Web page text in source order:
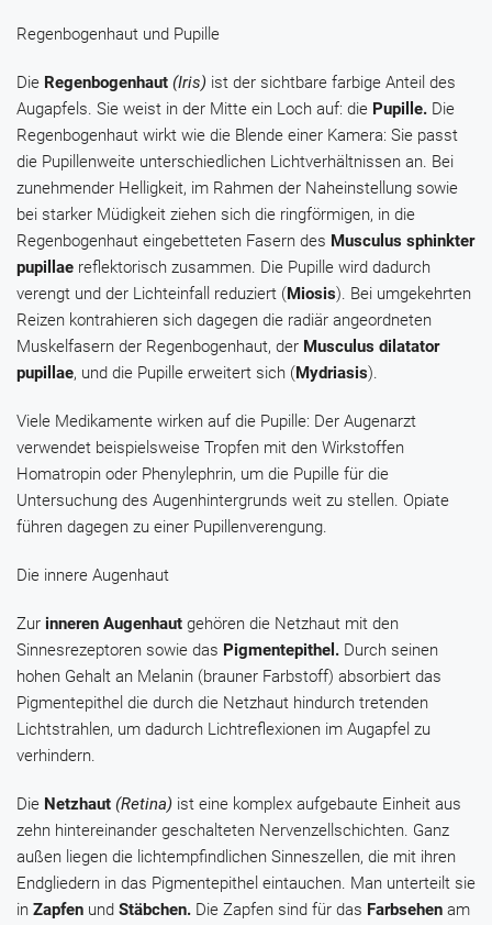
Regenbogenhaut und Pupille
Die Regenbogenhaut (Iris) ist der sichtbare farbige Anteil des
Augapfels. Sie weist in der Mitte ein Loch auf: die Pupille. Die
Regenbogenhaut wirkt wie die Blende einer Kamera: Sie passt
die Pupillenweite unterschiedlichen Lichtverhältnissen an. Bei
zunehmender Helligkeit, im Rahmen der Naheinstellung sowie
bei starker Müdigkeit ziehen sich die ringförmigen, in die
Regenbogenhaut eingebetteten Fasern des Musculus sphinkter
pupillae reflektorisch zusammen. Die Pupille wird dadurch
verengt und der Lichteinfall reduziert (Miosis). Bei umgekehrten
Reizen kontrahieren sich dagegen die radiär angeordneten
Muskelfasern der Regenbogenhaut, der Musculus dilatator
pupillae, und die Pupille erweitert sich (Mydriasis).
Viele Medikamente wirken auf die Pupille: Der Augenarzt
verwendet beispielsweise Tropfen mit den Wirkstoffen
Homatropin oder Phenylephrin, um die Pupille für die
Untersuchung des Augenhintergrunds weit zu stellen. Opiate
führen dagegen zu einer Pupillenverengung.
Die innere Augenhaut
Zur inneren Augenhaut gehören die Netzhaut mit den
Sinnesrezeptoren sowie das Pigmentepithel. Durch seinen
hohen Gehalt an Melanin (brauner Farbstoff) absorbiert das
Pigmentepithel die durch die Netzhaut hindurch tretenden
Lichtstrahlen, um dadurch Lichtreflexionen im Augapfel zu
verhindern.
Die Netzhaut (Retina) ist eine komplex aufgebaute Einheit aus
zehn hintereinander geschalteten Nervenzellschichten. Ganz
außen liegen die lichtempfindlichen Sinneszellen, die mit ihren
Endgliedern in das Pigmentepithel eintauchen. Man unterteilt sie
in Zapfen und Stäbchen. Die Zapfen sind für das Farbsehen am